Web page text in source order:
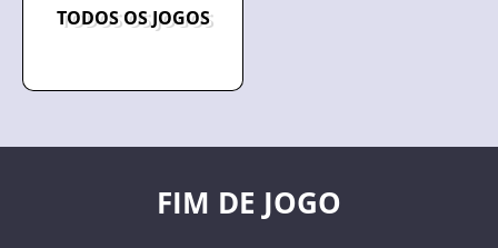
TODOS OS JOGOS
FIM DE JOGO